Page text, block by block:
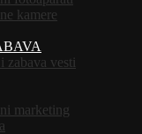
kamere
zabava vesti
marketing